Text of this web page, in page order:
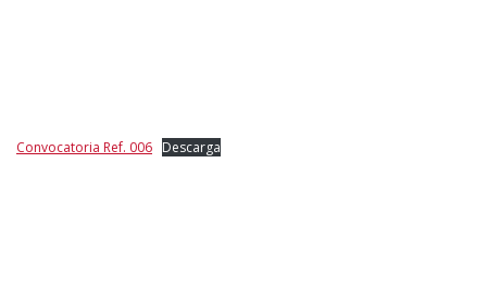
Convocatoria Ref. 006 Descarga